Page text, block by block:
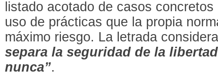
listado acotado de casos
uso de prácticas que la propia
máximo riesgo. La letrada
separa la seguridad de la
nunca”.